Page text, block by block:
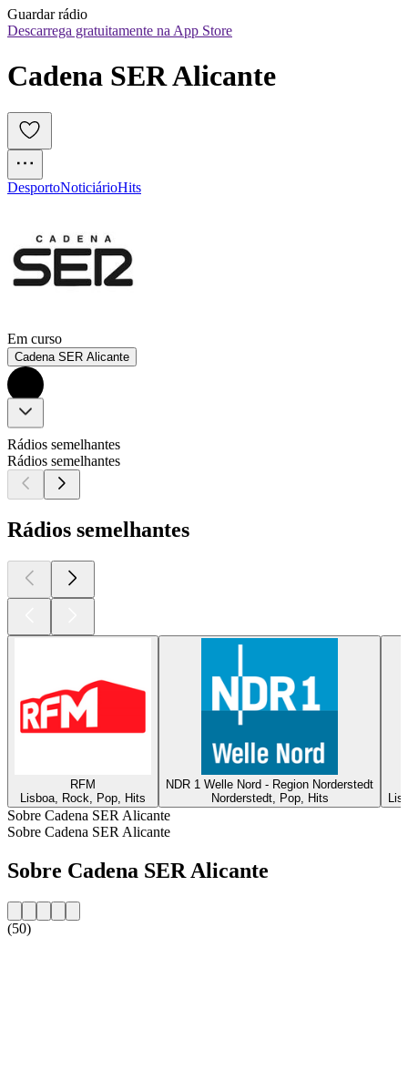
Guardar rádio
Descarrega gratuitamente na App Store
Cadena SER Alicante
DesportoNoticiárioHits
Em curso
Cadena SER Alicante
Rádios semelhantes
Rádios semelhantes
Rádios semelhantes
RFM
Lisboa, Rock, Pop, Hits
NDR 1 Welle Nord - Region Norderstedt
Norderstedt, Pop, Hits
Sobre Cadena SER Alicante
Sobre Cadena SER Alicante
Sobre Cadena SER Alicante
(50)